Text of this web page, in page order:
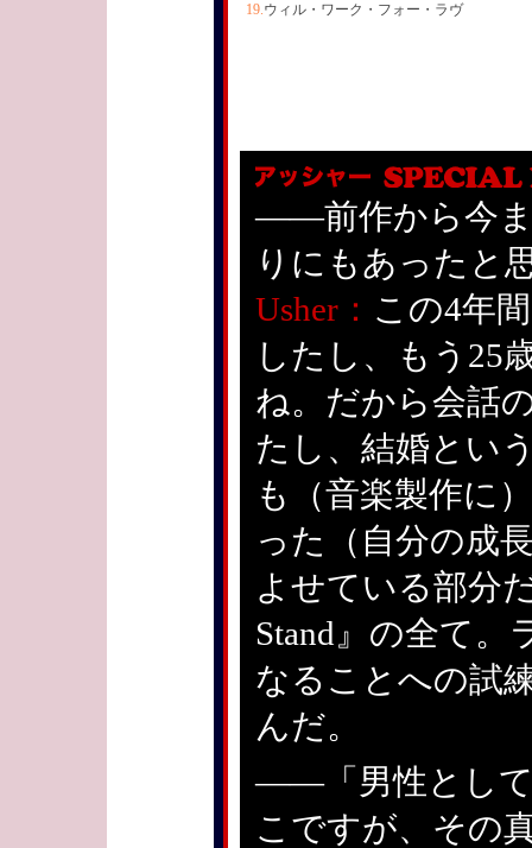
19.ウィル・ワーク・フォー・ラヴ
——前作から今ま
りにもあったと
Usher： この4年
したし、もう25
ね。だから会話
たし、結婚とい
も（音楽製作に
った（自分の成
よせている部分
Stand』の全て
なることへの試
んだ。
——「男性として
こですが、その